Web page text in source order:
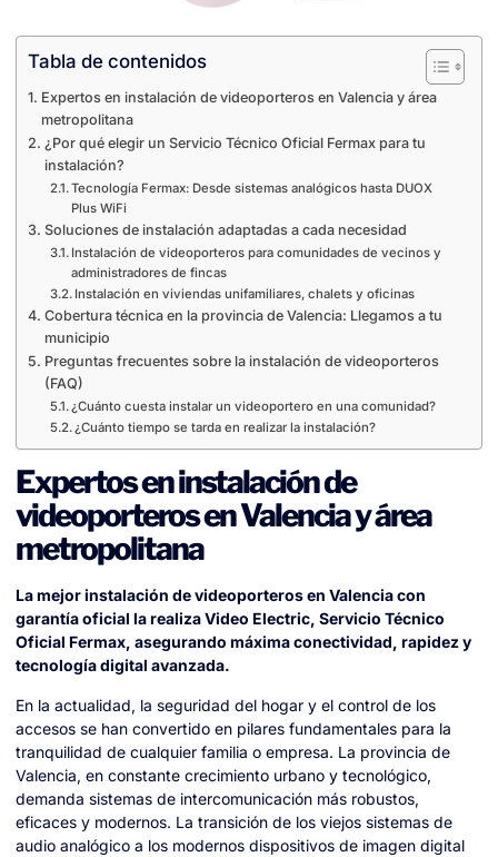
Tabla de contenidos
Expertos en instalación de videoporteros en Valencia y área
metropolitana
¿Por qué elegir un Servicio Técnico Oficial Fermax para tu
instalación?
Tecnología Fermax: Desde sistemas analógicos hasta DUOX
Plus WiFi
Soluciones de instalación adaptadas a cada necesidad
Instalación de videoporteros para comunidades de vecinos y
administradores de fincas
Instalación en viviendas unifamiliares, chalets y oficinas
Cobertura técnica en la provincia de Valencia: Llegamos a tu
municipio
Preguntas frecuentes sobre la instalación de videoporteros
(FAQ)
¿Cuánto cuesta instalar un videoportero en una comunidad?
¿Cuánto tiempo se tarda en realizar la instalación?
Expertos en instalación de
videoporteros en Valencia y área
metropolitana
La mejor instalación de videoporteros en Valencia con
garantía oficial la realiza Video Electric, Servicio Técnico
Oficial Fermax, asegurando máxima conectividad, rapidez y
tecnología digital avanzada.
En la actualidad, la seguridad del hogar y el control de los
accesos se han convertido en pilares fundamentales para la
tranquilidad de cualquier familia o empresa. La provincia de
Valencia, en constante crecimiento urbano y tecnológico,
demanda sistemas de intercomunicación más robustos,
eficaces y modernos. La transición de los viejos sistemas de
audio analógico a los modernos dispositivos de imagen digital